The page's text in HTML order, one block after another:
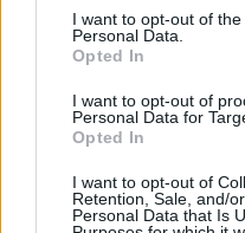
consent section.
I want to opt-out of
Personal Data.
Opted In
I want to opt-out of
Personal Data for
Opted In
I want to opt-out of
Retention, Sale, and/
Personal Data that Is
Elképesztően
ILL, itt az új
2026 június 3. 08:15